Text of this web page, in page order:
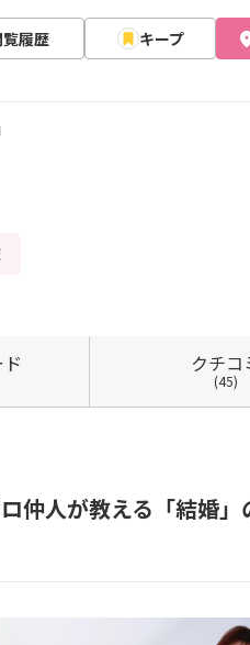
覧履歴 キープ
クチコ
(45)
仲人が教える「結婚」